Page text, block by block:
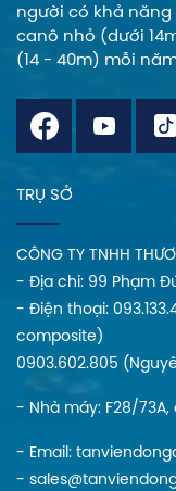
người có khả năng
canô nhỏ (dưới
(14 - 40m) mỗi
TRỤ SỞ
CÔNG TY TNHH
- Địa chi: 99 Phạm
- Điện thoại:
composite)
0903.602.805
- Nhà máy: F28/73A,
- Email:
-